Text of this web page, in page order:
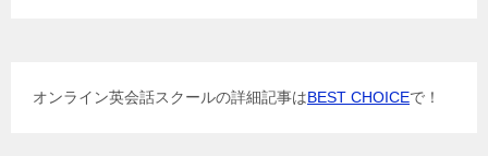
オンライン英会話スクールの詳細記事はBEST CHOICEで！